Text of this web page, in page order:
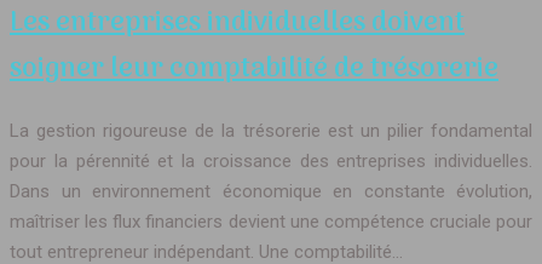
Les entreprises individuelles doivent
soigner leur comptabilité de trésorerie
La gestion rigoureuse de la trésorerie est un pilier fondamental
pour la pérennité et la croissance des entreprises individuelles.
Dans un environnement économique en constante évolution,
maîtriser les flux financiers devient une compétence cruciale pour
tout entrepreneur indépendant. Une comptabilité…